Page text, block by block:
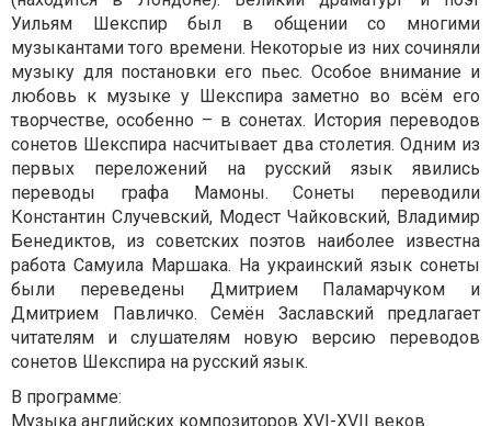
Уильям Шекспир был в общении со многими
музыкантами того времени. Некоторые из них сочиняли
музыку для постановки его пьес. Особое внимание и
любовь к музыке у Шекспира заметно во всём его
творчестве, особенно – в сонетах. История переводов
сонетов Шекспира насчитывает два столетия. Одним из
первых переложений на русский язык явились
переводы графа Мамоны. Сонеты переводили
Константин Случевский, Модест Чайковский, Владимир
Бенедиктов, из советских поэтов наиболее известна
работа Самуила Маршака. На украинский язык сонеты
были переведены Дмитрием Паламарчуком и
Дмитрием Павличко. Семён Заславский предлагает
читателям и слушателям новую версию переводов
сонетов Шекспира на русский язык.
В программе:
Музыка английских композиторов XVI-XVII веков.